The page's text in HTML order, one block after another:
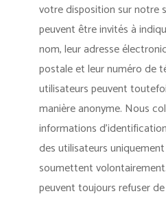
votre disposition sur notre
peuvent être invités à
nom, leur adresse
postale et leur numéro de
utilisateurs peuvent
manière anonyme. Nous
informations
des utilisateurs uniquement
soumettent
peuvent toujours refuser